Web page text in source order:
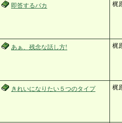
即答するバカ 梶
あぁ、残念な話し方! 梶
きれいになりたい５つのタイプ 梶